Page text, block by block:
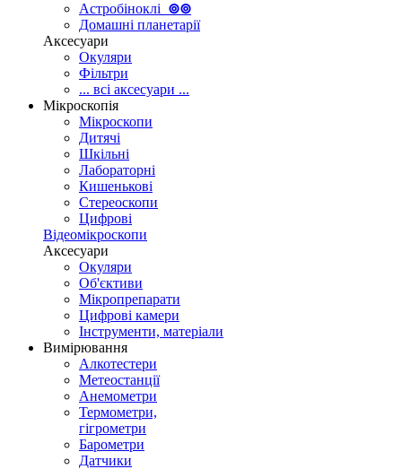
Астробіноклі ⊚⊚
Домашні планетарії
Аксесуари
Окуляри
Фільтри
... всі аксесуари ...
Мікроскопія
Мікроскопи
Дитячі
Шкільні
Лабораторні
Кишенькові
Стереоскопи
Цифрові
Відеомікроскопи
Аксесуари
Окуляри
Об'єктиви
Мікропрепарати
Цифрові камери
Інструменти, матеріали
Вимірювання
Алкотестери
Метеостанції
Анемометри
Термометри,
гігрометри
Барометри
Датчики